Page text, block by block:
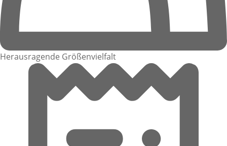
Herausragende Größenvielfalt